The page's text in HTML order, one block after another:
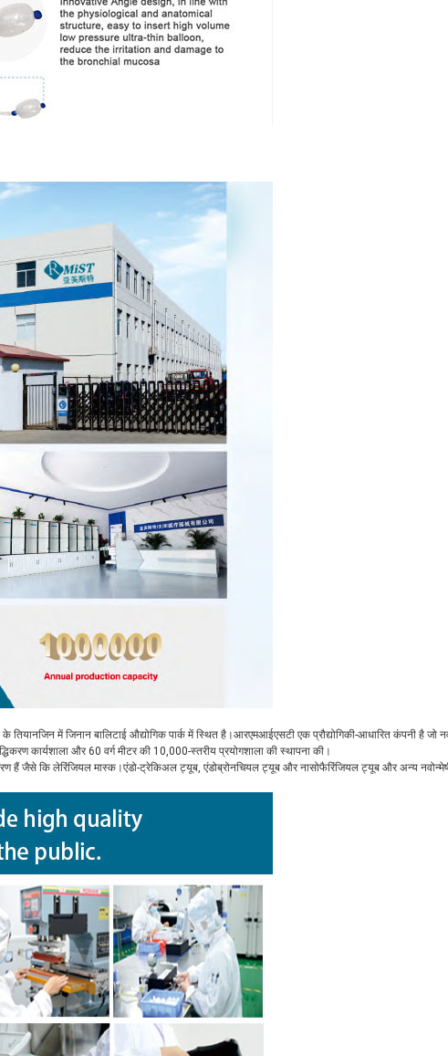
के तियानजिन में जिनान बालिटाई औद्योगिक पार्क में स्थित है।आरएमआईएसटी एक प्रौद्योगिकी-आधारित कंपनी है
कार्यशाला और 60 वर्ग मीटर की 10,000-स्तरीय प्रयोगशाला की स्थापना की।
हैं जैसे कि लेरिंजियल मास्क।एंडो-ट्रेकिअल ट्यूब, एंडोब्रोनचियल ट्यूब और नासोफैरिंजियल ट्यूब और अन्य